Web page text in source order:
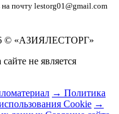
на почту lestorg01@gmail.com
© «АЗИЯЛЕСТОРГ»
не является
→ Политика
Cookie →